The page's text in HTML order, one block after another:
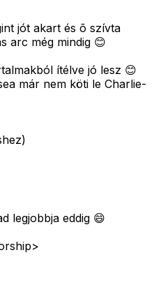
jót akart és õ szívta
arc még mindig 😊
ítélve jó lesz 😊
már nem köti le Charlie-
legjobbja eddig 😄